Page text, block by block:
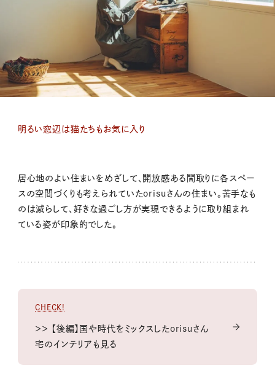
明るい窓辺は猫たちもお気に入り
居心地のよい住まいをめざして、開放感ある間取りに各スペー
スの空間づくりも考えられていたorisuさんの住まい。苦手なも
のは減らして、好きな過ごし方が実現できるように取り組まれ
ている姿が印象的でした。
CHECK!
＞＞ 【後編】国や時代をミックスしたorisuさん
宅のインテリアも見る